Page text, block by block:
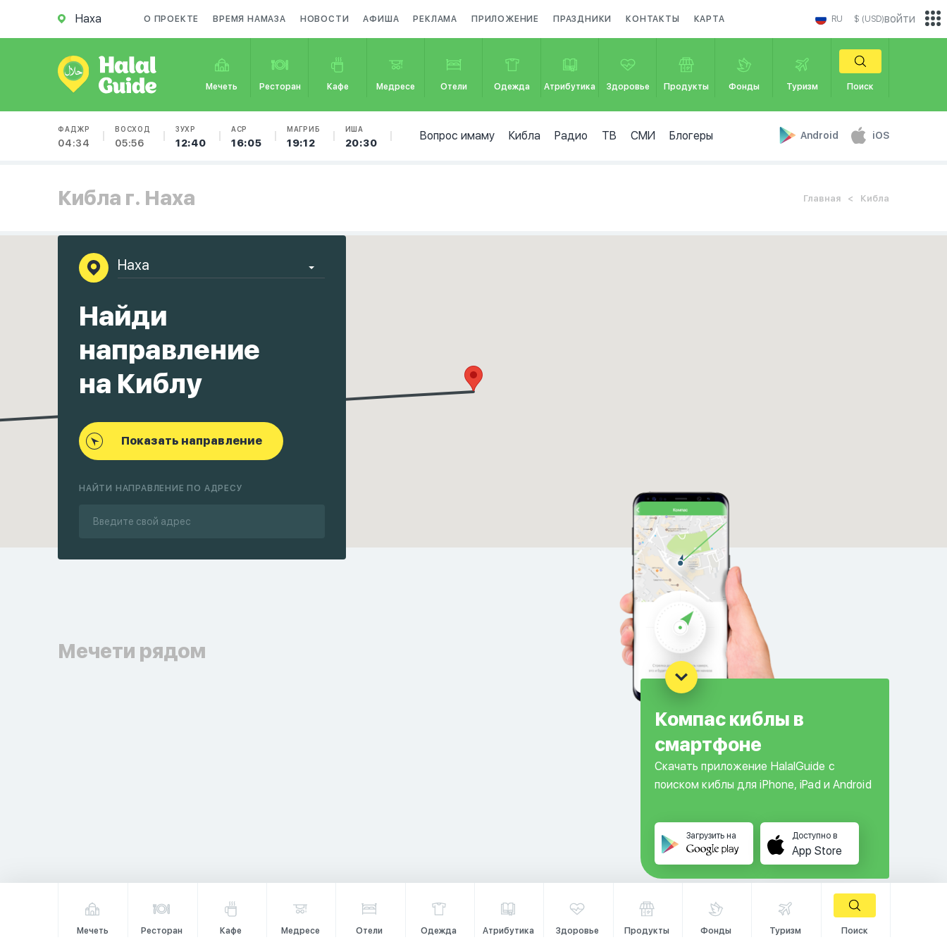
Наха О ПРОЕКТЕ ВРЕМЯ НАМАЗА НОВОСТИ АФИША РЕКЛАМА ПРИЛОЖЕНИЕ ПРАЗДНИКИ КОНТАКТЫ КАРТА RU $ (USD)
Мечеть Ресторан Кафе Медресе Отели Одежда Атрибутика Здоровье Продукты Фонды Туризм Поиск
ФАДЖР
04:34
ВОСХОД
05:56
ЗУХР
12:40
АСР
16:05
МАГРИБ
19:12
ИША
20:30
Вопрос имаму Кибла Радио ТВ СМИ Блогеры Android iOS
войти
Кибла г. Наха Главная Кибла
Найди
направление
на Киблу
Показать направление
НАЙТИ НАПРАВЛЕНИЕ ПО АДРЕСУ
Компас киблы в
смартфоне
Скачать приложение HalalGuide с
поиском киблы для iPhone, iPad и Android
Загрузить на Доступно в
App Store
Мечети рядом
Мечеть Ресторан Кафе Медресе Отели Одежда Атрибутика Здоровье Продукты Фонды Туризм Поиск